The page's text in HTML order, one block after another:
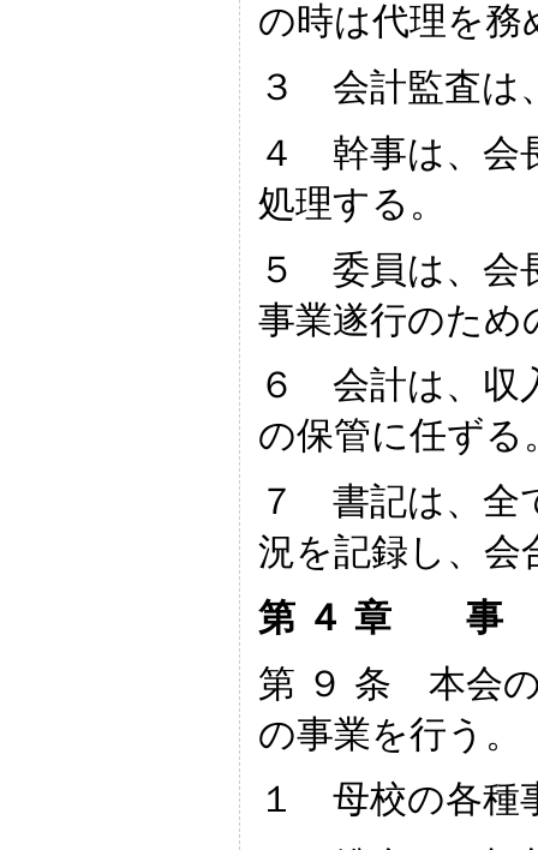
の時は代理を務
３ 会計監査は
４ 幹事は、会
処理する。
５ 委員は、会
事業遂行のため
６ 会計は、収
の保管に任ずる
７ 書記は、全
況を記録し、会
第 ４ 章
第 ９ 条 本会
の事業を行う。
１ 母校の各種